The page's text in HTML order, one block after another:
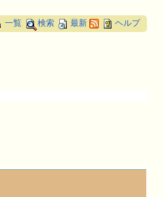
一覧 検索 最新 ヘルプ